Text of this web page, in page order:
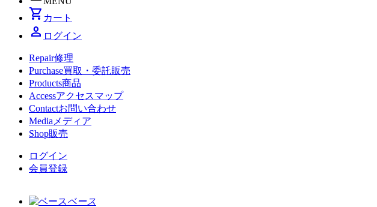
shopping_cart カート
person ログイン
Repair修理
Purchase買取・委託販売
Products商品
Accessアクセスマップ
Contactお問い合わせ
Media メディア
Shop販売
ログイン
会員登録
ベース